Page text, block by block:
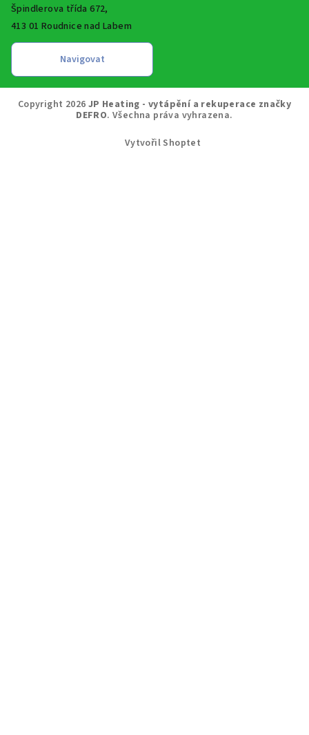
Špindlerova třída 672,
413 01 Roudnice nad Labem
Copyright 2026 JP Heating - vytápění a rekuperace značky
DEFRO. Všechna práva vyhrazena.
Vytvořil Shoptet